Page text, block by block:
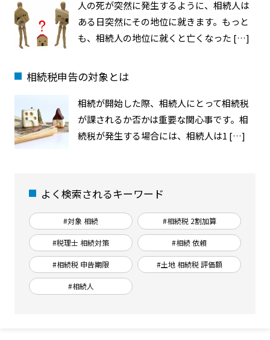
人の死が突然に発生するように、相続人は
ある日突然にその地位に就きます。もっと
も、相続人の地位に就くと亡くなった […]
相続税申告の対象とは
相続が開始した際、相続人にとって相続税
が課されるか否かは重要な関心事です。相
続税が発生する場合には、相続人は1 […]
よく検索されるキーワード
#対象 相続 #相続税 2割加算
#税理士 相続対策 #相続 依頼
#相続税 申告期限 #土地 相続税 評価額
#相続人